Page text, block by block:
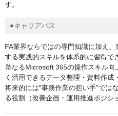
す。
●キャリアパス
FA業界ならではの専門知識に加え
する実践的スキルを体系的に習得で
単なるMicrosoft 365の操作スキル向
く活用できるデータ整理・資料作成
将来的には“事務作業の担い手”では
る役割（改善企画・運用推進ポジシ